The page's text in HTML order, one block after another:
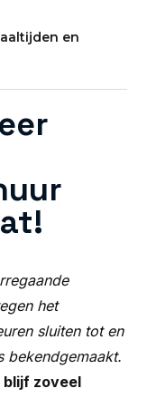
en
het
sluiten tot en
bekendgemaakt.
blijf zoveel